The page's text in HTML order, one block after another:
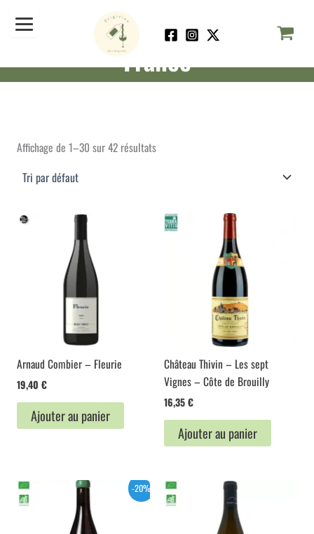
France
Affichage de 1–30 sur 42 résultats
Arnaud Combier – Fleurie
19,40 €
Ajouter au panier
Château Thivin – Les sept
Vignes – Côte de Brouilly
16,35€
Ajouter au panier
-20%